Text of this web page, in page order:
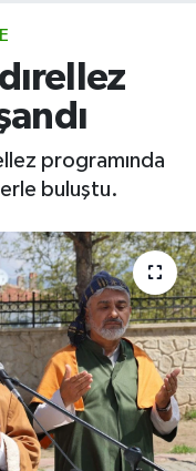
programında
buluştu.